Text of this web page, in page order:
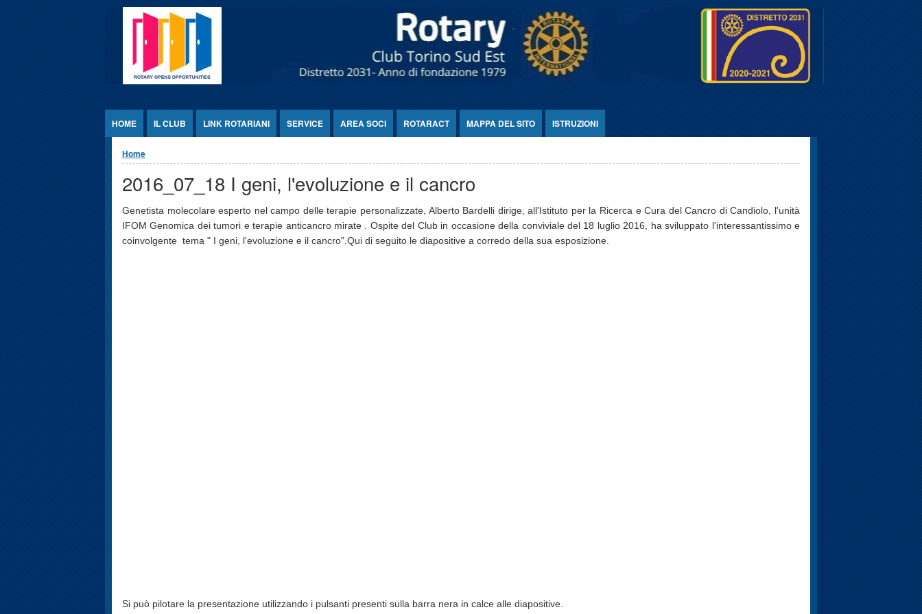
HOME IL CLUB LINK ROTARIANI SERVICE AREA SOCI ROTARACT MAPPA DEL SITO ISTRUZIONI
Tu sei qui
Home
2016_07_18 I geni, l'evoluzione e il cancro
Genetista molecolare esperto nel campo delle terapie personalizzate, Alberto Bardelli dirige, all'Istituto per la Ricerca e Cura del Cancro di Candiolo, l'unità
IFOM Genomica dei tumori e terapie anticancro mirate . Ospite del Club in occasione della conviviale del 18 luglio 2016, ha sviluppato l'interessantissimo e
coinvolgente tema " I geni, l'evoluzione e il cancro".Qui di seguito le diapositive a corredo della sua esposizione.
Si può pilotare la presentazione utilizzando i pulsanti presenti sulla barra nera in calce alle diapositive.